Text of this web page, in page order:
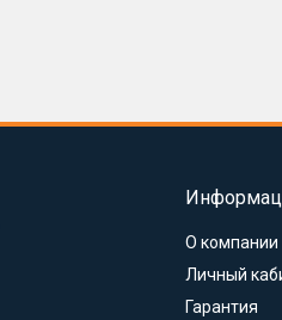
О компании
Личный
Гарантия